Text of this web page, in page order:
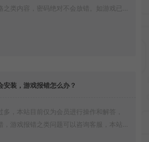
之类内容，密码绝对不会放错。如游戏已
安装，游戏报错怎么办？
多，本站目前仅为会员进行操作和解答，
，游戏报错之类问题可以咨询客服，本站